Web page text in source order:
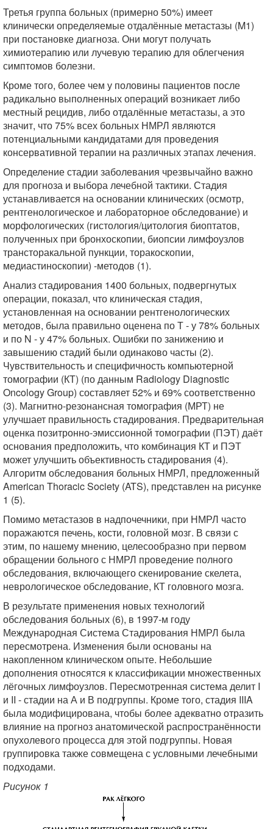
Третья группа больных (примерно 50%) имеет
клинически определяемые отдалённые метастазы (M1)
при постановке диагноза. Они могут получать
химиотерапию или лучевую терапию для облегчения
симптомов болезни.
Кроме того, более чем у половины пациентов после
радикально выполненных операций возникает либо
местный рецидив, либо отдалённые метастазы, а это
значит, что 75% всех больных НМРЛ являются
потенциальными кандидатами для проведения
консервативной терапии на различных этапах лечения.
Определение стадии заболевания чрезвычайно важно
для прогноза и выбора лечебной тактики. Стадия
устанавливается на основании клинических (осмотр,
рентгенологическое и лабораторное обследование) и
морфологических (гистология/цитология биоптатов,
полученных при бронхоскопии, биопсии лимфоузлов
трансторакальной пункции, торакоскопии,
медиастиноскопии) -методов (1).
Анализ стадирования 1400 больных, подвергнутых
операции, показал, что клиническая стадия,
установленная на основании рентгенологических
методов, была правильно оценена по Т - у 78% больных
и по N - у 47% больных. Ошибки по занижению и
завышению стадий были одинаково часты (2).
Чувствительность и специфичность компьютерной
томографии (КТ) (по данным Radiology Diagnostic
Oncology Group) составляет 52% и 69% соответственно
(3). Магнитно-резонансная томография (МРТ) не
улучшает правильность стадирования. Предварительная
оценка позитронно-эмиссионной томографии (ПЭТ) даёт
основания предположить, что комбинация КТ и ПЭТ
может улучшить объективность стадирования (4).
Алгоритм обследования больных НМРЛ, предложенный
American Thoracic Society (ATS), представлен на рисунке
1 (5).
Помимо метастазов в надпочечники, при НМРЛ часто
поражаются печень, кости, головной мозг. В связи с
этим, по нашему мнению, целесообразно при первом
обращении больного с НМРЛ проведение полного
обследования, включающего скенирование скелета,
неврологическое обследование, КТ головного мозга.
В результате применения новых технологий
обследования больных (6), в 1997-м году
Международная Система Стадирования НМРЛ была
пересмотрена. Изменения были основаны на
накопленном клиническом опыте. Небольшие
дополнения относятся к классификации множественных
лёгочных лимфоузлов. Пересмотренная система делит I
и II - стадии на А и В подгруппы. Кроме того, стадия IIIA
была модифицирована, чтобы более адекватно отразить
влияние на прогноз анатомической распространённости
опухолевого процесса для этой подгруппы. Новая
группировка также совмещена с условными лечебными
подходами.
Рисунок 1